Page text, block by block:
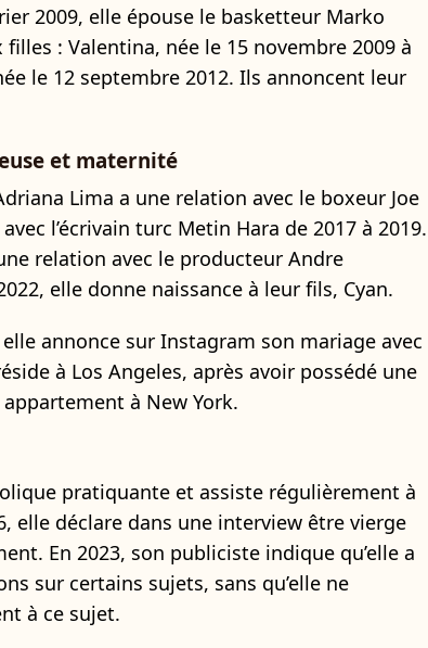
2009, elle épouse le basketteur Marko
filles : Valentina, née le 15 novembre 2009 à
le 12 septembre 2012. Ils annoncent leur
et maternité
Lima a une relation avec le boxeur Joe
l’écrivain turc Metin Hara de 2017 à 2019.
relation avec le producteur Andre
elle donne naissance à leur fils, Cyan.
annonce sur Instagram son mariage avec
à Los Angeles, après avoir possédé une
à New York.
pratiquante et assiste régulièrement à
elle déclare dans une interview être vierge
En 2023, son publiciste indique qu’elle a
sur certains sujets, sans qu’elle ne
à ce sujet.